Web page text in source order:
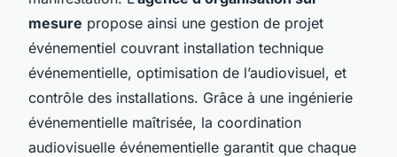
mesure propose ainsi une gestion de projet
événementiel couvrant installation technique
événementielle, optimisation de l’audiovisuel, et
contrôle des installations. Grâce à une ingénierie
événementielle maîtrisée, la coordination
audiovisuelle événementielle garantit que chaque